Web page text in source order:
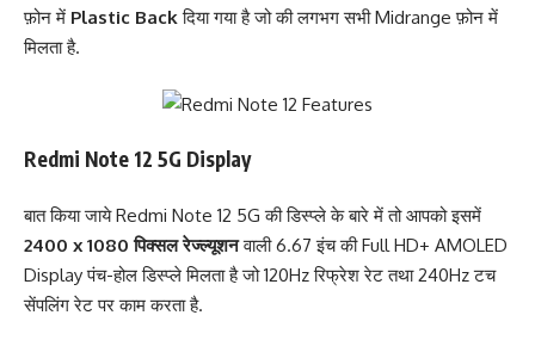
फ़ोन में Plastic Backदिया गया है जो की लगभग सभी Midrange फ़ोन में
मिलता है.
Redmi Note 12 5G Display
बात किया जाये Redmi Note 12 5G की डिस्प्ले के बारे में तो आपको इसमें
2400 x 1080 पिक्सल रेज्ल्यूशनवाली 6.67 इंच की Full HD+ AMOLED
Display पंच-होल डिस्प्ले मिलता है जो 120Hz रिफ्रेश रेट तथा 240Hz टच
सेंपलिंग रेट पर काम करता है.